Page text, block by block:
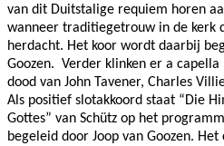
van dit Duitstalige requiem horen
wanneer traditiegetrouw in de kerk
herdacht. Het koor wordt daarbij
Goozen. Verder klinken er a
dood van John Tavener, Charles
Als positief slotakkoord staat “Die
Gottes” van Schütz op het
begeleid door Joop van Goozen.